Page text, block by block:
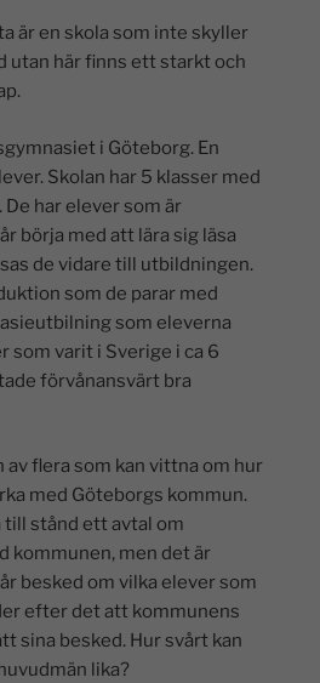
p
Li
n
k
ai a
är en skola som inte skyller
utan här finns ett starkt och
i Göteborg. En
Skolan har 5 klasser med
De har elever som är
börja med att lära sig läsa
de vidare till utbildningen.
som de parar med
som eleverna
som varit i Sverige i ca 6
förvånansvärt bra
av flera som kan vittna om hur
med Göteborgs kommun.
stånd ett avtal om
kommunen, men det är
besked om vilka elever som
efter det att kommunens
sina besked. Hur svårt kan
lika?